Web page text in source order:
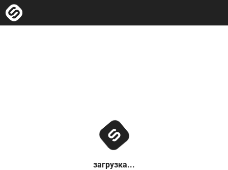
загрузка...